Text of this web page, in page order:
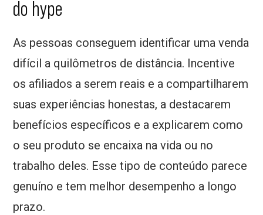
do hype
As pessoas conseguem identificar uma venda
difícil a quilômetros de distância. Incentive
os afiliados a serem reais e a compartilharem
suas experiências honestas, a destacarem
benefícios específicos e a explicarem como
o seu produto se encaixa na vida ou no
trabalho deles. Esse tipo de conteúdo parece
genuíno e tem melhor desempenho a longo
prazo.